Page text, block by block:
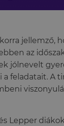
jellemző,
az
jólnevelt
a feladatait. A
Lepper